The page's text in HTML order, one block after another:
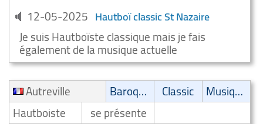
12-05-2025 Hautboï classic St Nazaire
Je suis Hautboïste classique mais je fais
également de la musique actuelle
Autreville
Baroque Classic
Musique de film
Hautboiste
se présente